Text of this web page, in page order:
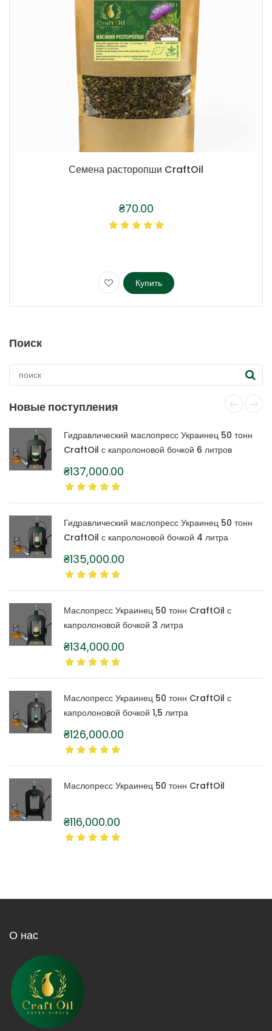
Семена расторопши CraftOil
₴70.00
Купить
несколько
вариаций.
Опции
можно
выбрать
на
странице
товара.
Поиск
Новые поступления
Гидравлический маслопресс Украинец 50 тонн
CraftOil с капролоновой бочкой 6 литров
₴137,000.00
Гидравлический маслопресс Украинец 50 тонн
CraftOil с капролоновой бочкой 4 литра
₴135,000.00
Маслопресс Украинец 50 тонн CraftOil с
капролоновой бочкой 3 литра
₴134,000.00
Маслопресс Украинец 50 тонн CraftOil с
капролоновой бочкой 1,5 литра
₴126,000.00
Маслопресс Украинец 50 тонн CraftOil
₴116,000.00
О нас